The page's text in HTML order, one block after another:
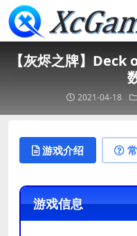
【灰烬之牌】
2021-04-18
游戏介绍
游戏信息